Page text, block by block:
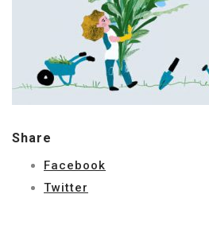
Share
Facebook
Twitter